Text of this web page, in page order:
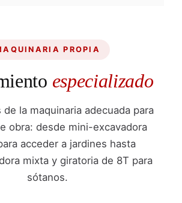
PROPIA
especializado
de la maquinaria adecuada para
obra: desde mini-excavadora
acceder a jardines hasta
mixta y giratoria de 8T para
sótanos.